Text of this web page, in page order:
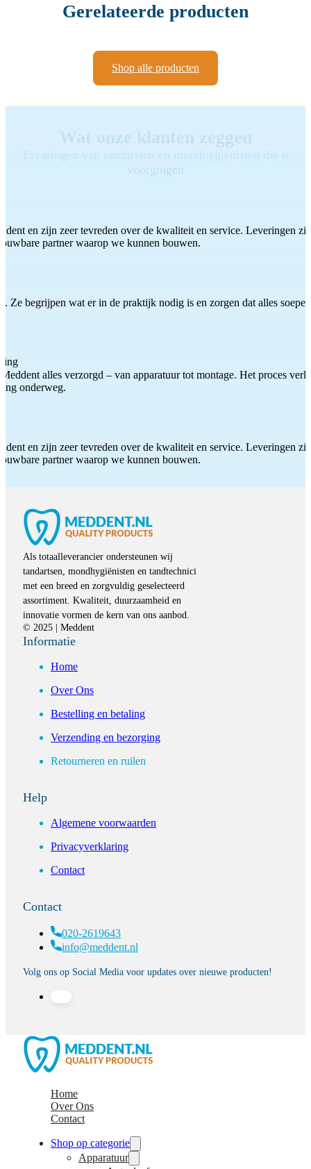
Gerelateerde producten
Shop alle producten
Ervaringen van tandartsen en mondhygiënisten die u
voorgingen
en zijn zeer tevreden over de kwaliteit en service. Leveringen
partner waarop we kunnen bouwen.
Ze begrijpen wat er in de praktijk nodig is en zorgen dat alles
alles verzorgd – van apparatuur tot montage. Het proces
onderweg.
en zijn zeer tevreden over de kwaliteit en service. Leveringen
partner waarop we kunnen bouwen.
Als totaalleverancier ondersteunen wij
tandartsen, mondhygiënisten en tandtechnici
met een breed en zorgvuldig geselecteerd
assortiment. Kwaliteit, duurzaamheid en
innovatie vormen de kern van ons aanbod.
© 2025 | Meddent
Informatie
Home
Over Ons
Bestelling en betaling
Verzending en bezorging
Retourneren en ruilen
Help
Algemene voorwaarden
Privacyverklaring
Contact
Contact
020-2619643
info@meddent.nl
Volg ons op Social Media voor updates over nieuwe producten!
Home
Over Ons
Contact
Shop op categorie
Apparatuur